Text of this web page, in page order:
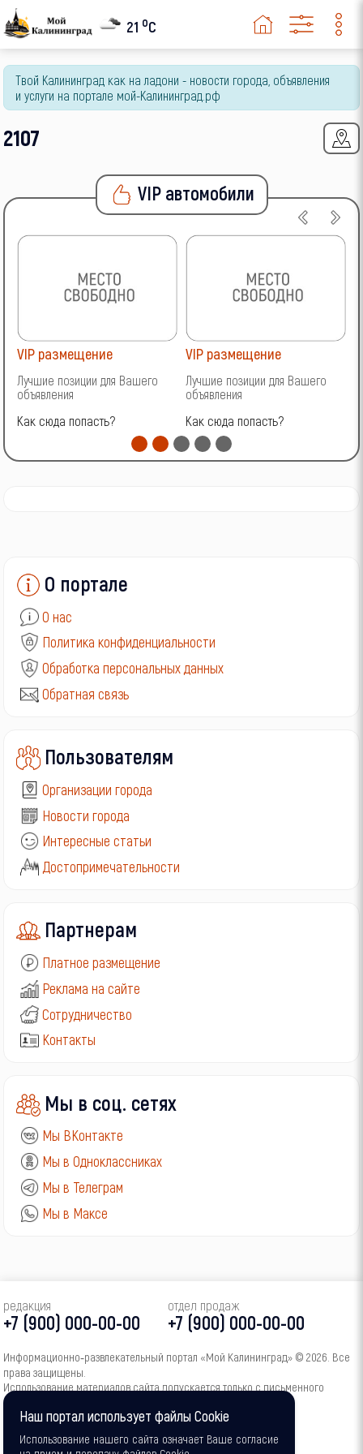
2115 Samara
2120 Надежда
2123
2129
4x4 (Нива)
Granta
Largus
Другая
ГАЗ
УАЗ
21 oC
Твой Калининград как на ладони - новости города, объявления
и услуги на портале мой-Калининград.рф
2107
VIP автомобили
VIP размещение
Лучшие позиции для Вашего
объявления
Как сюда попасть?
VIP размещение
Лучшие позиции для Вашего
объявления
Как сюда попасть?
О портале
О нас
Политика конфиденциальности
Обработка персональных данных
Обратная связь
Пользователям
Организации города
Новости города
Интересные статьи
Достопримечательности
Партнерам
Платное размещение
Реклама на сайте
Сотрудничество
Контакты
Мы в соц. сетях
Мы ВКонтакте
Мы в Одноклассниках
Мы в Телеграм
Мы в Максе
редакция
+7 (900) 000-00-00
отдел продаж
+7 (900) 000-00-00
Информационно‑развлекательный портал «Мой Калининград» © 2026. Все
права защищены.
Использование материалов сайта допускается только с письменного
согласия администрации портала.
16+
Наш портал использует файлы Cookie
Использование нашего сайта означает Ваше согласие